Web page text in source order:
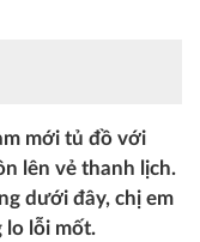
mới tủ đồ với
lên vẻ thanh lịch.
dưới đây, chị em
lo lỗi mốt.